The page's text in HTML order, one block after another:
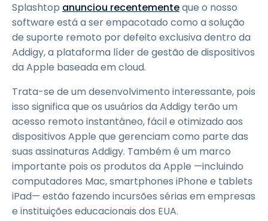
Splashtop anunciou recentementeque o nosso
software está a ser empacotado como a solução
de suporte remoto por defeito exclusiva dentro da
Addigy, a plataforma líder de gestão de dispositivos
da Apple baseada em cloud.
Trata-se de um desenvolvimento interessante, pois
isso significa que os usuários da Addigy terão um
acesso remoto instantâneo, fácil e otimizado aos
dispositivos Apple que gerenciam como parte das
suas assinaturas Addigy. Também é um marco
importante pois os produtos da Apple —incluindo
computadores Mac, smartphones iPhone e tablets
iPad— estão fazendo incursões sérias em empresas
e instituições educacionais dos EUA.